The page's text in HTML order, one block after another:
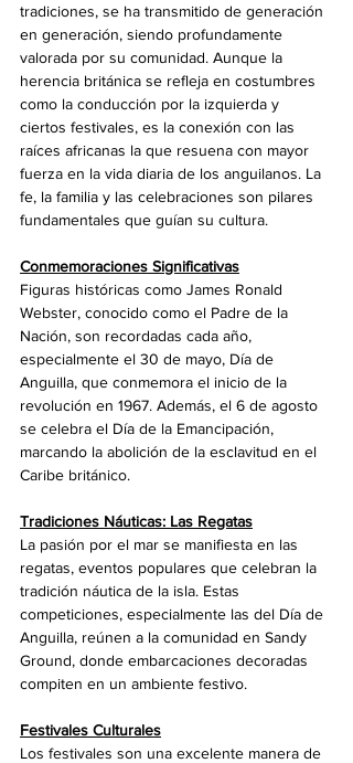
tradiciones, se ha transmitido de generación
en generación, siendo profundamente
valorada por su comunidad. Aunque la
herencia británica se refleja en costumbres
como la conducción por la izquierda y
ciertos festivales, es la conexión con las
raíces africanas la que resuena con mayor
fuerza en la vida diaria de los anguilanos. La
fe, la familia y las celebraciones son pilares
fundamentales que guían su cultura.
Conmemoraciones Significativas
Figuras históricas como James Ronald
Webster, conocido como el Padre de la
Nación, son recordadas cada año,
especialmente el 30 de mayo, Día de
Anguilla, que conmemora el inicio de la
revolución en 1967. Además, el 6 de agosto
se celebra el Día de la Emancipación,
marcando la abolición de la esclavitud en el
Caribe británico.
Tradiciones Náuticas: Las Regatas
La pasión por el mar se manifiesta en las
regatas, eventos populares que celebran la
tradición náutica de la isla. Estas
competiciones, especialmente las del Día de
Anguilla, reúnen a la comunidad en Sandy
Ground, donde embarcaciones decoradas
compiten en un ambiente festivo.
Festivales Culturales
Los festivales son una excelente manera de